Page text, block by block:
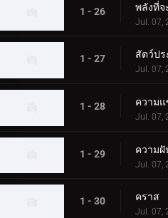
1 - 26 พลังที่จ
Jul. 07,
1 - 27
Jul. 07,
1 - 28 ความแ
Jul. 07,
1 - 29 ความ
Jul. 07,
1 - 30 คราส
Jul. 07,